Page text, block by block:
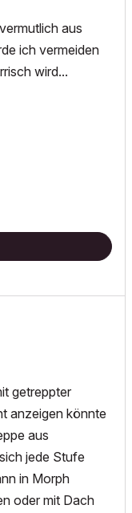
aus
ich vermeiden
wird...
getreppter
anzeigen könnte
aus
jede Stufe
in Morph
oder mit Dach